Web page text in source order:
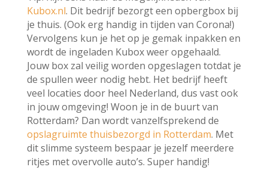
Kubox.nl. Dit bedrijf bezorgt een opbergbox bij
je thuis. (Ook erg handig in tijden van Corona!)
Vervolgens kun je het op je gemak inpakken en
wordt de ingeladen Kubox weer opgehaald.
Jouw box zal veilig worden opgeslagen totdat je
de spullen weer nodig hebt. Het bedrijf heeft
veel locaties door heel Nederland, dus vast ook
in jouw omgeving! Woon je in de buurt van
Rotterdam? Dan wordt vanzelfsprekend de
opslagruimte thuisbezorgd in Rotterdam. Met
dit slimme systeem bespaar je jezelf meerdere
ritjes met overvolle auto’s. Super handig!